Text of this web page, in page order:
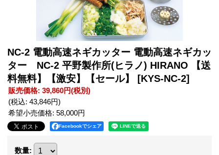
NC-2 電動高速ネギカッター 電動高速ネギカッ
ター NC-2 平野製作所(ヒラノ) HIRANO 【送
料無料】【激安】【セール】 [KYS-NC-2]
販売価格: 39,860円(税別)
(税込: 43,846円)
希望小売価格: 58,000円
Facebookでシェア
数量: